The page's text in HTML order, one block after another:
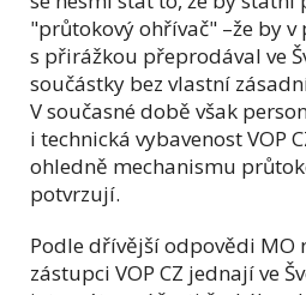
"průtokový ohřívač" –že by
s přirážkou přeprodával ve
součástky bez vlastní
V současné době však
i technická vybavenost VOP
ohledně mechanismu
potvrzují.
Podle dřívější odpovědi MO
zástupci VOP CZ jednají ve